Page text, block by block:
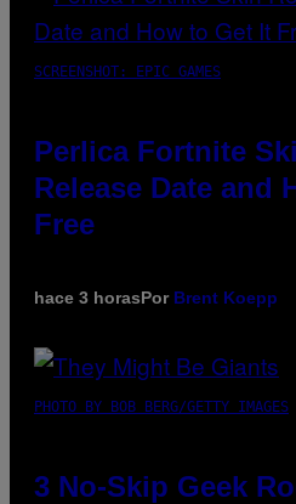
SCREENSHOT: EPIC GAMES
Perlica Fortnite
Release Date and
Free
hace 3 horasPor Brent Koepp
PHOTO BY BOB BERG/GETTY IMAGES
3 No-Skip Geek